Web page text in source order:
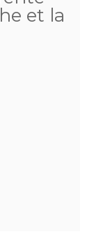
et la